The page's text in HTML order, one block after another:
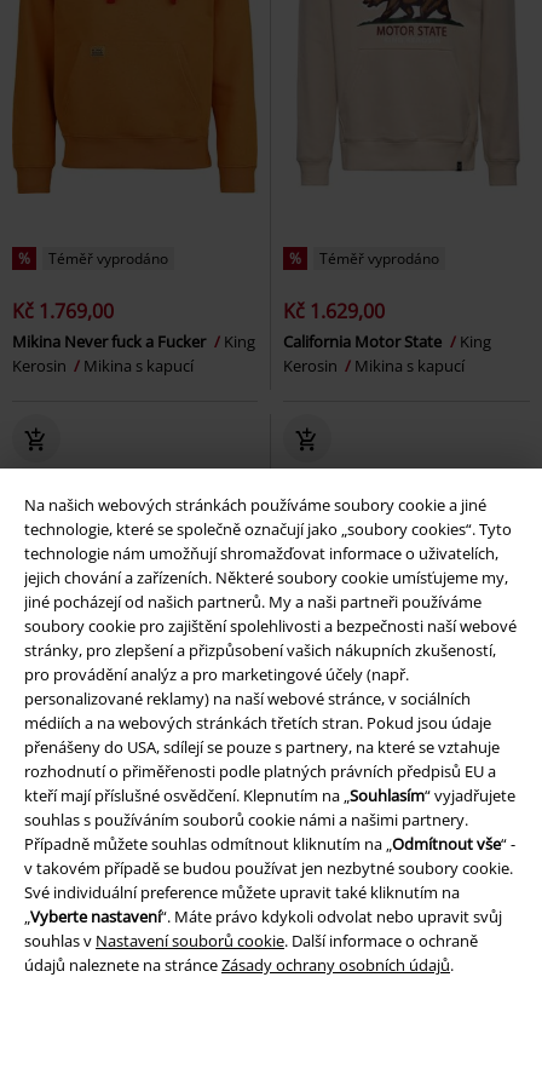
Na našich webových stránkách používáme soubory cookie a jiné
technologie, které se společně označují jako „soubory cookies“. Tyto
technologie nám umožňují shromažďovat informace o uživatelích,
jejich chování a zařízeních. Některé soubory cookie umísťujeme my,
jiné pocházejí od našich partnerů. My a naši partneři používáme
soubory cookie pro zajištění spolehlivosti a bezpečnosti naší webové
stránky, pro zlepšení a přizpůsobení vašich nákupních zkušeností,
pro provádění analýz a pro marketingové účely (např.
personalizované reklamy) na naší webové stránce, v sociálních
médiích a na webových stránkách třetích stran. Pokud jsou údaje
přenášeny do USA, sdílejí se pouze s partnery, na které se vztahuje
rozhodnutí o přiměřenosti podle platných právních předpisů EU a
kteří mají příslušné osvědčení. Klepnutím na „Souhlasím“ vyjadřujete
souhlas s používáním souborů cookie námi a našimi partnery.
Případně můžete souhlas odmítnout kliknutím na „Odmítnout vše“ -
v takovém případě se budou používat jen nezbytné soubory cookie.
Své individuální preference můžete upravit také kliknutím na
„Vyberte nastavení“. Máte právo kdykoli odvolat nebo upravit svůj
souhlas v Nastavení souborů cookie. Další informace o ochraně
údajů naleznete na stránceZásady ochrany osobních údajů.
% Téměř vyprodáno
Kč 1.769,00
Mikina Never fuck a Fucker
King
Kerosin
Mikina s kapucí
% Téměř vyprodáno
Kč 1.629,00
California Motor State
King
Kerosin
Mikina s kapucí
% Téměř vyprodáno
Kč 1.359,00
California Motor State Hoodie
King Kerosin
Mikina s kapucí
% Téměř vyprodáno
Kč 1.709,00
Havajská košile Sailor
King
Kerosin
Košile s krátkým